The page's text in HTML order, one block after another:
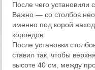
После чего установили
Важно — со столбов
именно под корой
короедов.
После установки
ставил так, чтобы
высоте 40 см, между